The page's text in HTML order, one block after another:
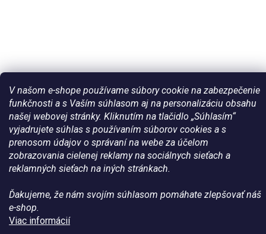
V našom e-shope používame súbory cookie na zabezpečenie
funkčnosti a s Vaším súhlasom aj na personalizáciu obsahu
našej webovej stránky. Kliknutím na tlačidlo „Súhlasím“
vyjadrujete súhlas s používaním súborov cookies a s
prenosom údajov o správaní na webe za účelom
zobrazovania cielenej reklamy na sociálnych sieťach a
reklamných sieťach na iných stránkach.
Ďakujeme, že nám svojím súhlasom pomáhate zlepšovať náš
e-shop.
Viac informácií
Vytvoril Shoptet
Copyright 2026Všetko pre vaše kone - WateHorse.sk. Všetky
práva vyhradené.